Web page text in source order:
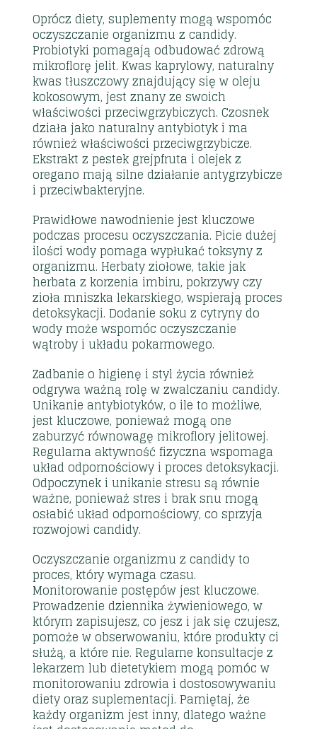
Oprócz diety, suplementy mogą wspomóc
oczyszczanie organizmu z candidy.
Probiotyki pomagają odbudować zdrową
mikroflorę jelit. Kwas kaprylowy, naturalny
kwas tłuszczowy znajdujący się w oleju
kokosowym, jest znany ze swoich
właściwości przeciwgrzybiczych. Czosnek
działa jako naturalny antybiotyk i ma
również właściwości przeciwgrzybicze.
Ekstrakt z pestek grejpfruta i olejek z
oregano mają silne działanie antygrzybicze
i przeciwbakteryjne.
Prawidłowe nawodnienie jest kluczowe
podczas procesu oczyszczania. Picie dużej
ilości wody pomaga wypłukać toksyny z
organizmu. Herbaty ziołowe, takie jak
herbata z korzenia imbiru, pokrzywy czy
zioła mniszka lekarskiego, wspierają proces
detoksykacji. Dodanie soku z cytryny do
wody może wspomóc oczyszczanie
wątroby i układu pokarmowego.
Zadbanie o higienę i styl życia również
odgrywa ważną rolę w zwalczaniu candidy.
Unikanie antybiotyków, o ile to możliwe,
jest kluczowe, ponieważ mogą one
zaburzyć równowagę mikroflory jelitowej.
Regularna aktywność fizyczna wspomaga
układ odpornościowy i proces detoksykacji.
Odpoczynek i unikanie stresu są równie
ważne, ponieważ stres i brak snu mogą
osłabić układ odpornościowy, co sprzyja
rozwojowi candidy.
Oczyszczanie organizmu z candidy to
proces, który wymaga czasu.
Monitorowanie postępów jest kluczowe.
Prowadzenie dziennika żywieniowego, w
którym zapisujesz, co jesz i jak się czujesz,
pomoże w obserwowaniu, które produkty ci
służą, a które nie. Regularne konsultacje z
lekarzem lub dietetykiem mogą pomóc w
monitorowaniu zdrowia i dostosowywaniu
diety oraz suplementacji. Pamiętaj, że
każdy organizm jest inny, dlatego ważne